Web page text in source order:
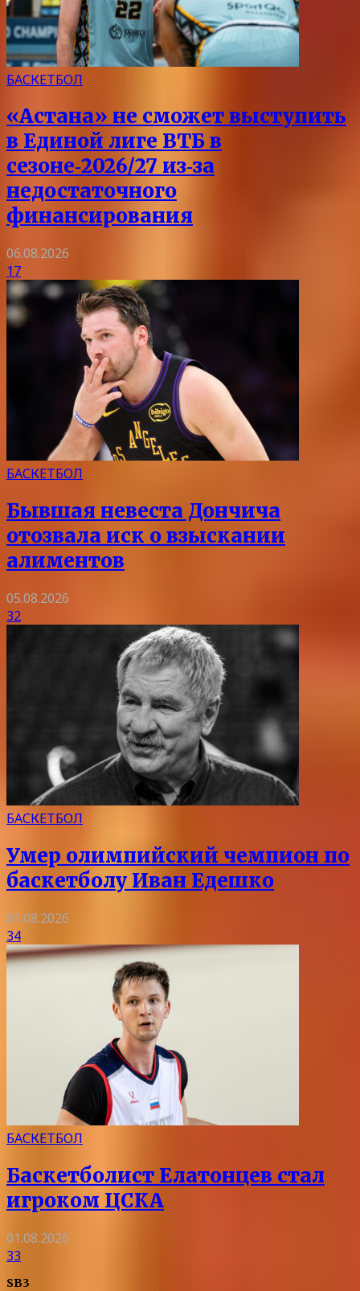
БАСКЕТБОЛ
«Астана» не сможет выступить
в Единой лиге ВТБ в
сезоне‑2026/27 из‑за
недостаточного
финансирования
06.08.2026
17
БАСКЕТБОЛ
Бывшая невеста Дончича
отозвала иск о взыскании
алиментов
05.08.2026
32
БАСКЕТБОЛ
Умер олимпийский чемпион по
баскетболу Иван Едешко
01.08.2026
34
БАСКЕТБОЛ
Баскетболист Елатонцев стал
игроком ЦСКА
01.08.2026
33
SB3